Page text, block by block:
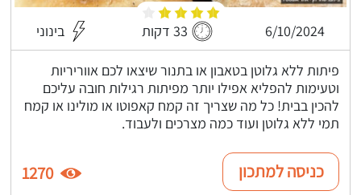
6/10/2024 33 דקות בינוני
פיתות ללא גלוטן בטאבון או בתנור שיצאו לכם אווריריות
וטעימות להפליא אפילו יותר מפיתות רגילות חובה עליכם
להכין בבית! כל מה שצריך זה קמח קאפוטו או מולינו או קמח
תמי ללא גלוטן ועוד כמה מצרכים ולעבוד.
כניסה למתכון 1270